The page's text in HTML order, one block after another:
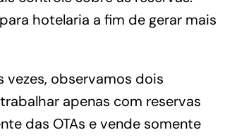
hotelaria a fim de gerar mais
vezes, observamos dois
apenas com reservas
das OTAs e vende somente